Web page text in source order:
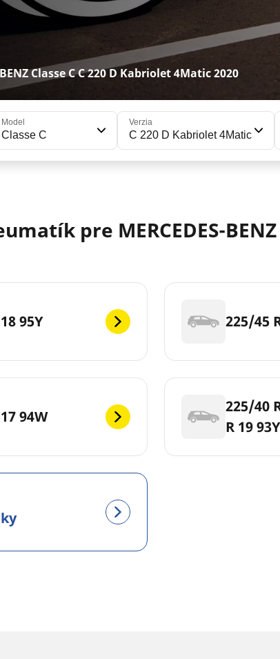
Classe C C 220 D Kabriolet 4Matic 2020
Model
Classe C
Verzia
C 220 D Kabriolet 4Matic
pre MERCEDES-
95Y 225/45
94W
225/40
R 19 93Y